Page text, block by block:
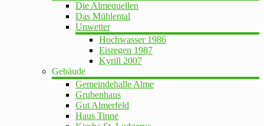
Die Almequellen
Das Mühlental
Unwetter
Hochwasser 1986
Eisregen 1987
Kyrill 2007
Gebäude
Gemeindehalle Alme
Grubenhaus
Gut Almerfeld
Haus Tinne